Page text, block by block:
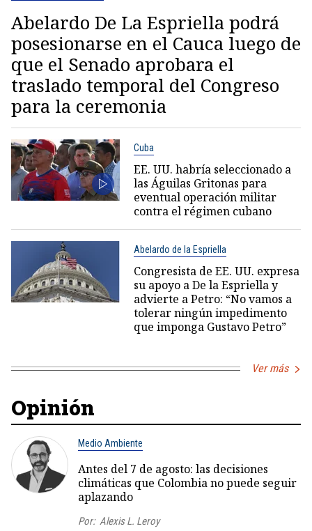
Abelardo De La Espriella podrá
posesionarse en el Cauca luego de
que el Senado aprobara el
traslado temporal del Congreso
para la ceremonia
Cuba
EE. UU. habría seleccionado a
las Águilas Gritonas para
eventual operación militar
contra el régimen cubano
Abelardo de la Espriella
Congresista de EE. UU. expresa
su apoyo a De la Espriella y
advierte a Petro: “No vamos a
tolerar ningún impedimento
que imponga Gustavo Petro”
Ver más
Opinión
Medio Ambiente
Antes del 7 de agosto: las decisiones
climáticas que Colombia no puede seguir
aplazando
Por: Alexis L. Leroy